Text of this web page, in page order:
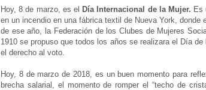
Hoy, 8 de marzo, es el Día Internacional de la Mujer. Es
en un incendio en una fábrica textil de Nueva York,
de ese año, la Federación de los Clubes de Mujeres
1910 se propuso que todos los años se realizara el Día
el derecho al voto.
Hoy, 8 de marzo de 2018, es un buen momento para
brecha salarial, el momento de romper el “techo de